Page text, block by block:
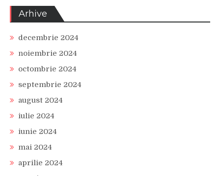
Arhive
decembrie 2024
noiembrie 2024
octombrie 2024
septembrie 2024
august 2024
iulie 2024
iunie 2024
mai 2024
aprilie 2024